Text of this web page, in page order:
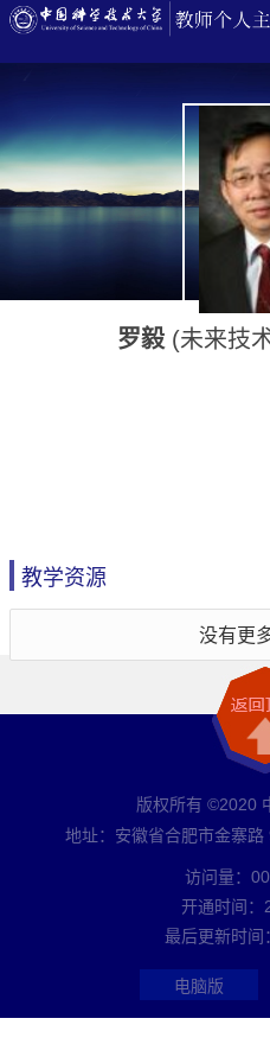
罗毅(未来技
教学资源
没有更
版权所有 ©2020
地址：安徽省合肥市金寨
访问量：
开通时间：
最后更新时间：
电脑版